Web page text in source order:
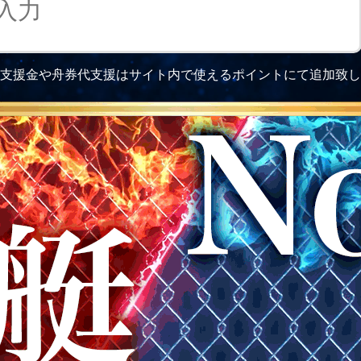
援金や舟券代支援はサイト内で使えるポイントにて追加致